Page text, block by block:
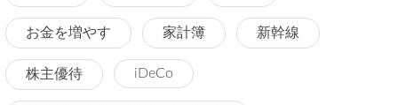
お金を増やす 家計簿 新幹線
株主優待 iDeCo